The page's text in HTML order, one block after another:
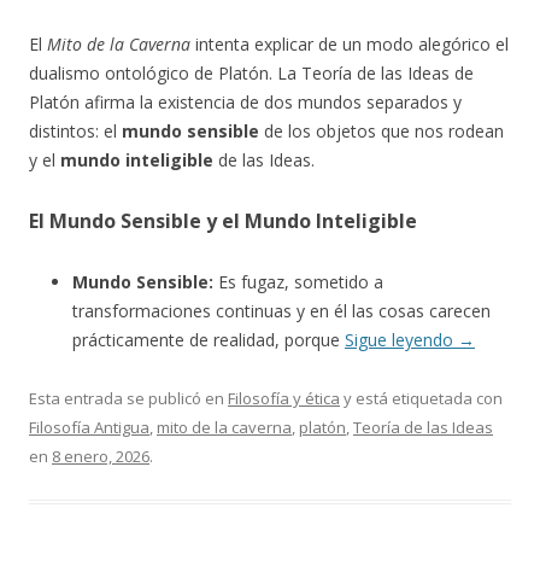
El Mito de la Caverna intenta explicar de un modo alegórico el
dualismo ontológico de Platón. La Teoría de las Ideas de
Platón afirma la existencia de dos mundos separados y
distintos: el mundo sensible de los objetos que nos rodean
y el mundo inteligible de las Ideas.
El Mundo Sensible y el Mundo Inteligible
Mundo Sensible: Es fugaz, sometido a
transformaciones continuas y en él las cosas carecen
prácticamente de realidad, porque Sigue leyendo →
Esta entrada se publicó en Filosofía y ética y está etiquetada con
Filosofía Antigua, mito de la caverna, platón,Teoría de las Ideas
en 8 enero, 2026.